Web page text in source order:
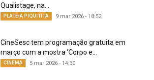
Qualistage, na...
PLATEIA PIQUITITA 9 mar 2026 - 18:52
CineSesc tem programação gratuita em
março com a mostra ‘Corpo e...
CINEMA 5 mar 2026 - 14:30